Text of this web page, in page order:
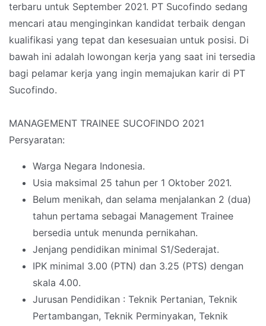
terbaru untuk September 2021. PT Sucofindo sedang
mencari atau menginginkan kandidat terbaik dengan
kualifikasi yang tepat dan kesesuaian untuk posisi. Di
bawah ini adalah lowongan kerja yang saat ini tersedia
bagi pelamar kerja yang ingin memajukan karir di PT
Sucofindo.
MANAGEMENT TRAINEE SUCOFINDO 2021
Persyaratan:
Warga Negara Indonesia.
Usia maksimal 25 tahun per 1 Oktober 2021.
Belum menikah, dan selama menjalankan 2 (dua)
tahun pertama sebagai Management Trainee
bersedia untuk menunda pernikahan.
Jenjang pendidikan minimal S1/Sederajat.
IPK minimal 3.00 (PTN) dan 3.25 (PTS) dengan
skala 4.00.
Jurusan Pendidikan : Teknik Pertanian, Teknik
Pertambangan, Teknik Perminyakan, Teknik